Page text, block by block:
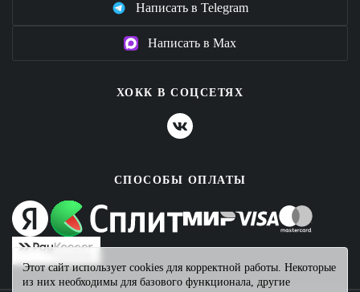
Написать в Telegram
Написать в Max
ХОКК В СОЦСЕТЯХ
СПОСОБЫ ОПЛАТЫ
Этот сайт использует cookies для корректной работы. Некоторые
из них необходимы для базового функционала, другие